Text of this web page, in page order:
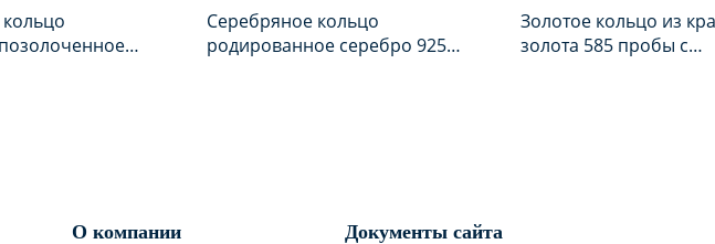
Серебряное кольцо
родированное серебро 925
Золотое кольцо из
золота 585 пробы с
О компании Документы сайта